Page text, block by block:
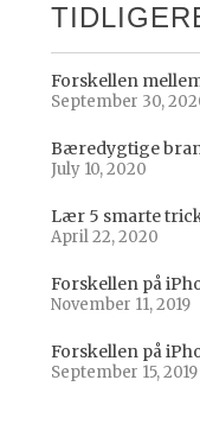
Forskellen
September 30,
Bæredygtige
July 10, 2020
Lær 5 smarte
April 22, 2020
Forskellen på
November 11, 2019
Forskellen på
September 15, 2019